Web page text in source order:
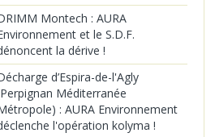
Montech : AURA
et le S.D.F.
la dérive !
d’Espira-de-l'Agly
Méditerranée
: AURA Environnement
l'opération kolyma !